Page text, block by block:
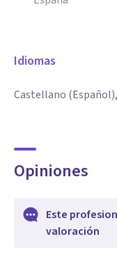
Idiomas
Castellano
Opiniones
Este
valoración